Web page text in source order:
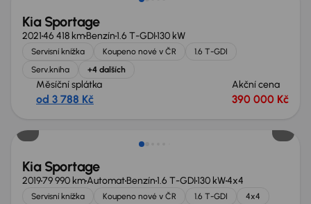
Kia Sportage
202146 418 kmBenzín1.6 T-GDI130 kW
Servisní knížka Koupeno nové v ČR
1.6 T-GDI
Serv.kniha
+4 dalších
Měsíční splátka
od 3 788 Kč
Akční cena
390 000 Kč
Kia Sportage
201979 990 kmAutomatBenzín1.6 T-GDI130 kW4x4
Servisní knížka Koupeno nové v ČR 1.6 T-GDI
4x4